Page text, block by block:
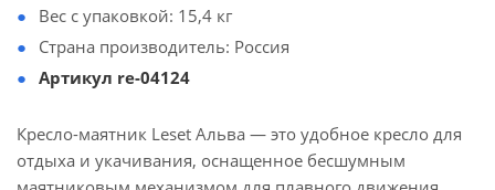
Вес с упаковкой: 15,4 кг
Страна производитель: Россия
Артикул re-04124
Кресло-маятник Leset Альва — это удобное кресло для
отдыха и укачивания, оснащенное бесшумным